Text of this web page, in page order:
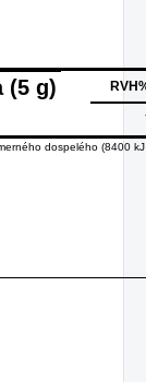
(5 g)
dospelého (8400